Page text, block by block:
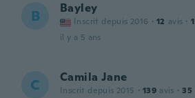
B Bayley
Inscrit depuis 2016 · 12 avis · 1
il y a 5 ans
C Camila Jane
Inscrit depuis 2015 · 139 avis · 35